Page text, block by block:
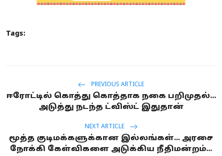
Tags:
PREVIOUS ARTICLE
ஈரோட்டில் கொத்து கொத்தாக நகை பறிமுதல்...
அடுத்து நடந்த ட்விஸ்ட் இதுதான்
NEXT ARTICLE
மூத்த குடிமக்களுக்கான இல்லங்கள்... அரசை
நோக்கி கேள்விகளை அடுக்கிய நீதிமன்றம்...